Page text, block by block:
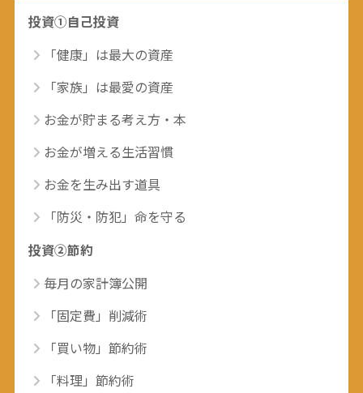
投資①自己投資
「健康」は最大の資産
「家族」は最愛の資産
お金が貯まる考え方・本
お金が増える生活習慣
お金を生み出す道具
「防災・防犯」命を守る
投資②節約
毎月の家計簿公開
「固定費」削減術
「買い物」節約術
「料理」節約術